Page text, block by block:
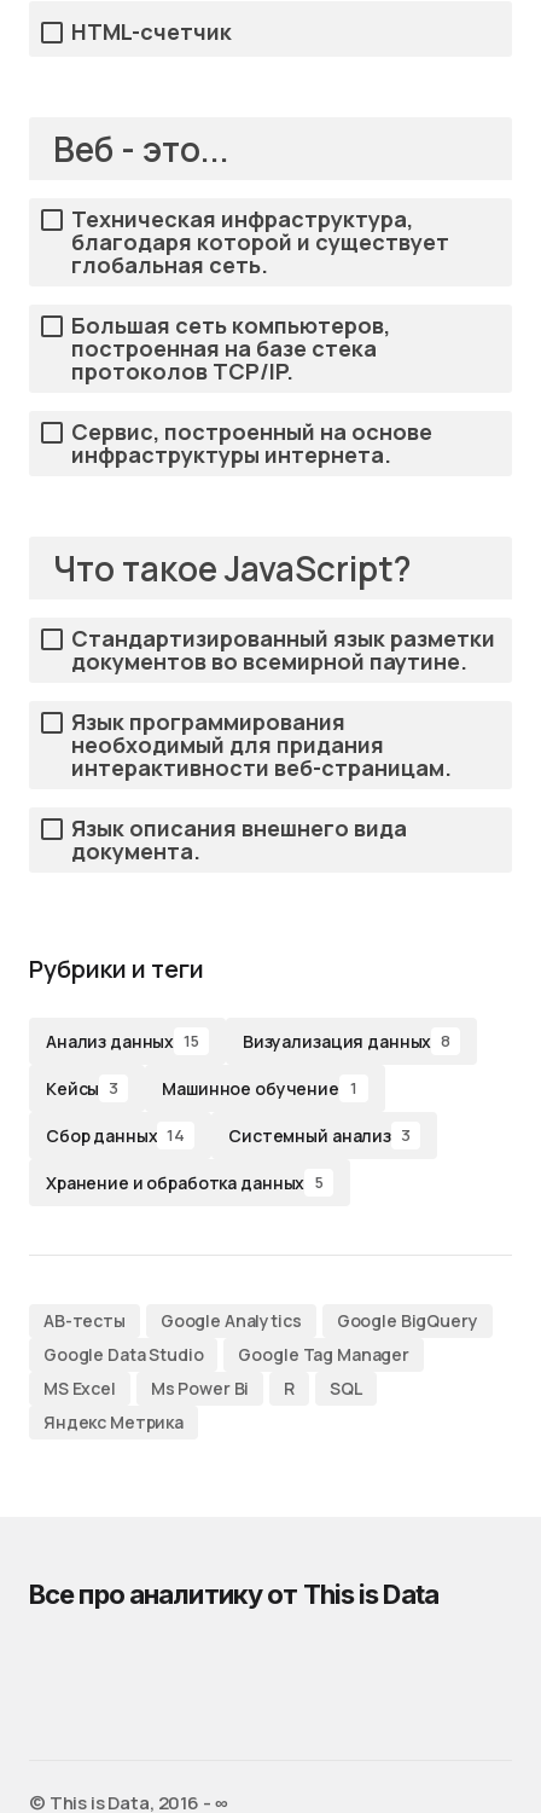
HTML-счетчик
Веб - это...
Техническая инфраструктура,
благодаря которой и существует
глобальная сеть.
Большая сеть компьютеров,
построенная на базе стека
протоколов TCP/IP.
Сервис, построенный на основе
инфраструктуры интернета.
Что такое JavaScript?
Стандартизированный язык разметки
документов во всемирной паутине.
Язык программирования
необходимый для придания
интерактивности веб-страницам.
Язык описания внешнего вида
документа.
Рубрики и теги
Анализ данных 15 Визуализация данных 8
Кейсы 3 Машинное обучение 1
Сбор данных 14 Системный анализ 3
Хранение и обработка данных 5
AB-тесты Google Analytics
Google BigQuery
Google Data Studio
Google Tag Manager
MS Excel
Ms Power Bi R
SQL
Яндекс Метрика
Все про аналитику от This is Data
© This is Data, 2016 - ∞